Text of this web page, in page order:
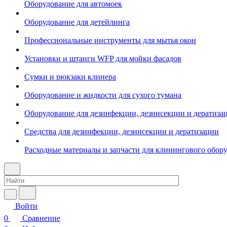
Оборудование для автомоек
Оборудование для детейлинга
Профессиональные инструменты для мытья окон
Установки и штанги WFP для мойки фасадов
Сумки и рюкзаки клинера
Оборудование и жидкости для сухого тумана
Оборудование для дезинфекции, дезинсекции и
Средства для дезинфекции, дезинсекции и дератизации
Расходные материалы и запчасти для клинингового
Войти
0
Сравнение